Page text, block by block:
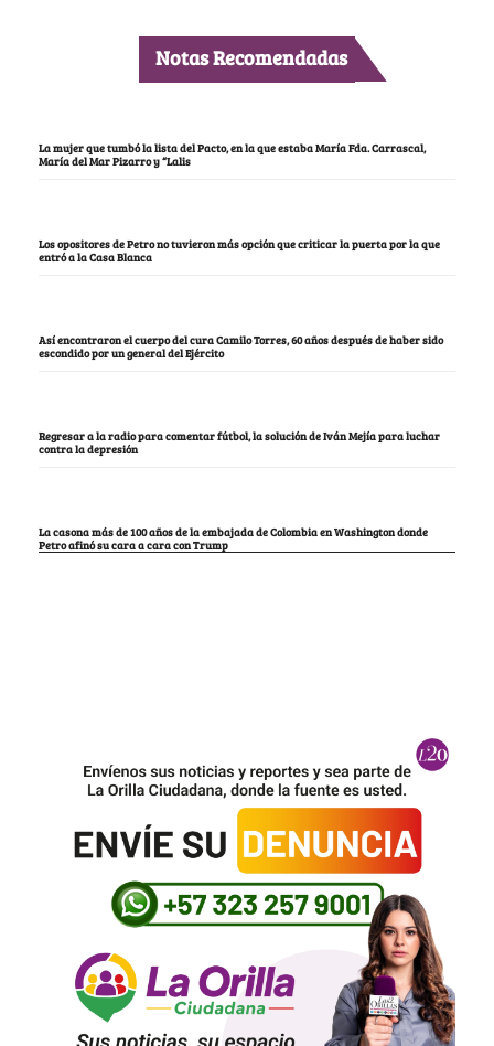
Notas Recomendadas
La mujer que tumbó la lista del Pacto, en la que estaba María Fda. Carrascal,
María del Mar Pizarro y “Lalis
Los opositores de Petro no tuvieron más opción que criticar la puerta por la que
entró a la Casa Blanca
Así encontraron el cuerpo del cura Camilo Torres, 60 años después de haber sido
escondido por un general del Ejército
Regresar a la radio para comentar fútbol, la solución de Iván Mejía para luchar
contra la depresión
La casona más de 100 años de la embajada de Colombia en Washington donde
Petro afinó su cara a cara con Trump